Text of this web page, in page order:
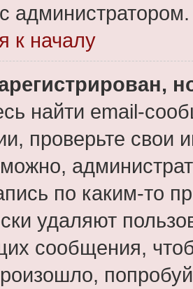
администратором.
к началу
найти email-
проверьте свои
по каким-то
удаляют
сообщения,